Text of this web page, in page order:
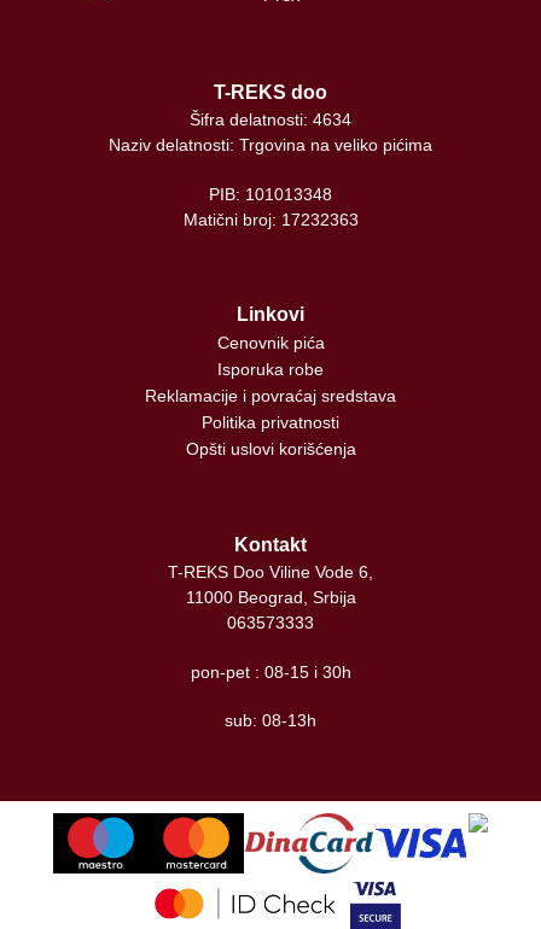
T-REKS doo
Šifra delatnosti: 4634
Naziv delatnosti: Trgovina na veliko pićima
PIB: 101013348
Matični broj: 17232363
Linkovi
Cenovnik pića
Isporuka robe
Reklamacije i povraćaj sredstava
Politika privatnosti
Opšti uslovi korišćenja
Kontakt
T-REKS Doo Viline Vode 6,
11000 Beograd, Srbija
063573333
pon-pet : 08-15 i 30h
sub: 08-13h